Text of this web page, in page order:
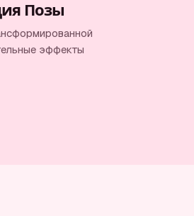
Позы
эффекты